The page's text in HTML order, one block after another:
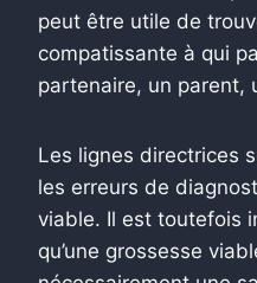
peut être utile de
compatissante à qui
partenaire, un parent,
Les lignes directrices
les erreurs de
viable. Il est toutefois
qu’une grossesse